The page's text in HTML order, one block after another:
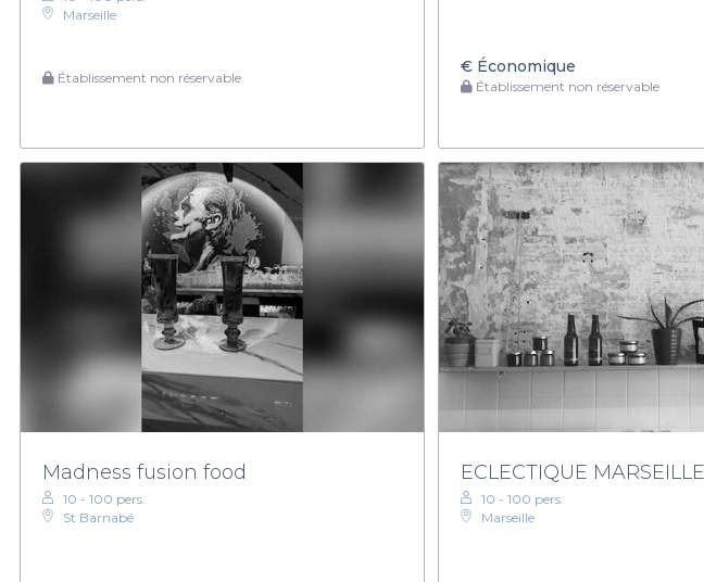
Marseille
Établissement non réservable
€Économique
Établissement non réservable
Madness fusion food
10 - 100 pers.
St Barnabé
ECLECTIQUE MARSEILLE
10 - 100 pers.
Marseille